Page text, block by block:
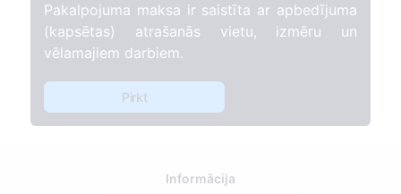
Pakalpojuma maksa ir saistīta ar apbedījuma
(kapsētas) atrašanās vietu, izmēru un
vēlamajiem darbiem.
Pirkt
Informācija